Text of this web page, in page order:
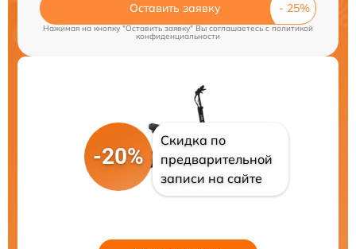
Оставить заявку
Нажимая на кнопку "Оставить заявку" Вы соглашаетесь cполитикой
конфиденциальности
-20%
Скидка по
предварительной
записи на сайте